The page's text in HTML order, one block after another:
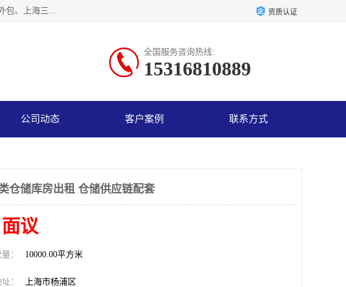
上海星力仓储服务有限公司从事：上海仓储服务、上海仓储库房、上海仓库代运营、上海仓库对外出租、上海仓库外包、上海三方仓储、上海电商仓储代发、上海电商代发货仓库、上海托管仓库、上海仓储配送。上海星力仓储服务有限公司现在拥有100个分仓、10万余平方的标准库房，精炼员工几百名，与几千家客户合作，公司已跻身上海仓储行业前列。欢迎来电咨询！ 资质认证
全国服务咨询热线:
15316810889
公司动态 客户案例 联系方式
仓储库房出租 仓储供应链配套
面议
： 10000.00平方米
： 上海市杨浦区